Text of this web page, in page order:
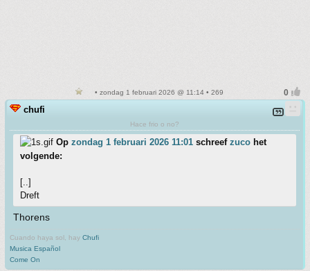
• zondag 1 februari 2026 @ 11:14 • 269
chufi
Hace frio o no?
Op zondag 1 februari 2026 11:01 schreef zuco het
volgende:
[..]
Dreft
Thorens
Cuando haya sol, hay Chufi
Musica Español
Come On